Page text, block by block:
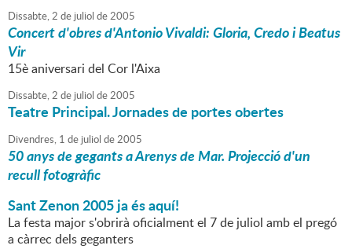
Dissabte,2 de juliol de2005
Concert d'obres d'Antonio Vivaldi: Gloria, Credo i Beatus
Vir
15è aniversari del Cor l'Aixa
Dissabte,2 de juliol de2005
Teatre Principal. Jornades de portes obertes
Divendres, 1 de juliol de2005
50 anys de gegants a Arenys de Mar. Projecció d'un
recull fotogràfic
Sant Zenon 2005 ja és aquí!
La festa major s'obrirà oficialment el 7 de juliol amb el pregó
a càrrec dels geganters